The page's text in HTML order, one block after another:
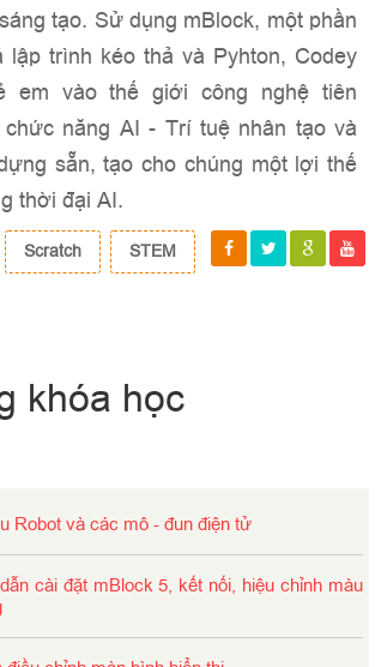
tạo. Sử dụng mBlock, một phần
lập trình kéo thả và Pyhton, Codey
em vào thế giới công nghệ tiên
năng AI - Trí tuệ nhân tạo và
sẵn, tạo cho chúng một lợi thế
thời đại AI.
Scratch STEM
khóa học
Robot và các mô - đun điện tử
cài đặt mBlock 5, kết nối, hiệu chỉnh màu